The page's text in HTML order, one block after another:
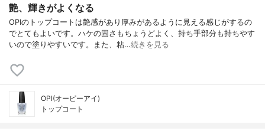
艶、輝きがよくなる
OPIのトップコートは艶感があり厚みがあるように見える感じがするの
でとてもよいです。ハケの固さもちょうどよく、持ち手部分も持ちやす
いので塗りやすいです。また、粘…続きを見る
OPI(オーピーアイ)
トップコート